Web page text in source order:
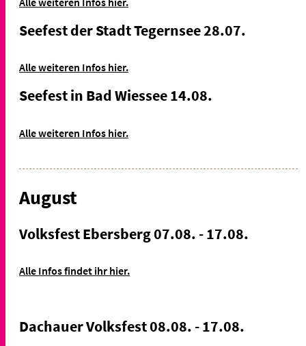
Seefest der Stadt Tegernsee 28.07.
Alle weiteren Infos hier.
Seefest in Bad Wiessee 14.08.
Alle weiteren Infos hier.
August
Volksfest Ebersberg 07.08. - 17.08.
Alle Infos findet ihr hier.
Dachauer Volksfest 08.08. - 17.08.